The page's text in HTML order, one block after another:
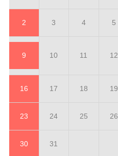
2 3 4 5
9 10 11 12
16 17 18 19
23 24 25 26
30 31